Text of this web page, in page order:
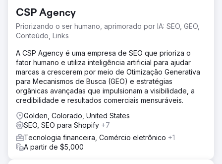
metadados ruins, alvos de rastreamento de baixo valor,
imagens não otimizadas e conteúdo superficial por
categoria. Nos concentramos em aprimorar o SEO no site,
otimizar imagens e aprimorar as páginas de categoria
para aumentar a visibilidade por meio de buscas sem
marca.
Solução
Realizamos uma auditoria de site da Semrush para corrigir
problemas como conteúdo duplicado, links quebrados,
erros 404 e problemas de JavaScript. A pesquisa da
concorrência revelou as principais fontes de tráfego e
palavras-chave de alto desempenho, com foco em
buscas sem marca. O Rastreamento de Posição monitorou
o ranking de palavras-chave e a visibilidade do
conteúdo. Por fim, backlinks tóxicos foram removidos
CSP Agency
Priorizando o ser humano, aprimorado por IA: SEO, GEO,
Conteúdo, Links
A CSP Agency é uma empresa de SEO que prioriza o
fator humano e utiliza inteligência artificial para ajudar
marcas a crescerem por meio de Otimização Generativa
para Mecanismos de Busca (GEO) e estratégias
orgânicas avançadas que impulsionam a visibilidade, a
credibilidade e resultados comerciais mensuráveis.
Golden, Colorado, United States
SEO, SEO para Shopify +7
Tecnologia financeira, Comércio eletrônico +1
A partir de $5,000